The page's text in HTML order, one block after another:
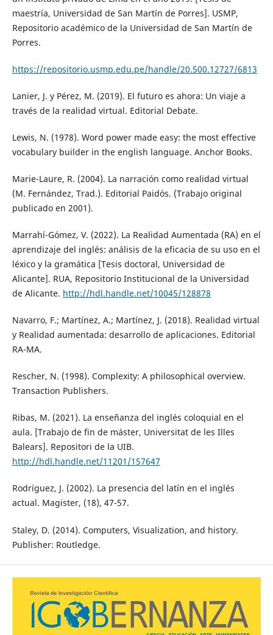
maestría, Universidad de San Martín de Porres]. USMP,
Repositorio académico de la Universidad de San Martín de
Porres.
https://repositorio.usmp.edu.pe/handle/20.500.12727/6813
Lanier, J. y Pérez, M. (2019). El futuro es ahora: Un viaje a
través de la realidad virtual. Editorial Debate.
Lewis, N. (1978). Word power made easy: the most effective
vocabulary builder in the english language. Anchor Books.
Marie-Laure, R. (2004). La narración como realidad virtual
(M. Fernández, Trad.). Editorial Paidós. (Trabajo original
publicado en 2001).
Marrahí-Gómez, V. (2022). La Realidad Aumentada (RA) en el
aprendizaje del inglés: análisis de la eficacia de su uso en el
léxico y la gramática [Tesis doctoral, Universidad de
Alicante]. RUA, Repositorio Institucional de la Universidad
de Alicante. http://hdl.handle.net/10045/128878
Navarro, F.; Martínez, A.; Martínez, J. (2018). Realidad virtual
y Realidad aumentada: desarrollo de aplicaciones. Editorial
RA-MA.
Rescher, N. (1998). Complexity: A philosophical overview.
Transaction Publishers.
Ribas, M. (2021). La enseñanza del inglés coloquial en el
aula. [Trabajo de fin de máster, Universitat de les Illes
Balears]. Repositori de la UIB.
http://hdl.handle.net/11201/157647
Rodríguez, J. (2002). La presencia del latín en el inglés
actual. Magister, (18), 47-57.
Staley, D. (2014). Computers, Visualization, and history.
Publisher: Routledge.